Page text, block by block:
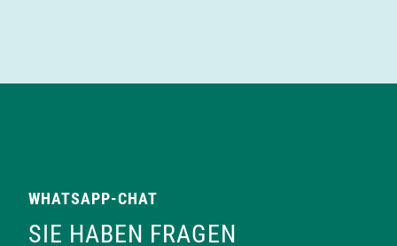
WHATSAPP-CHAT
SIE HABEN FRAGEN